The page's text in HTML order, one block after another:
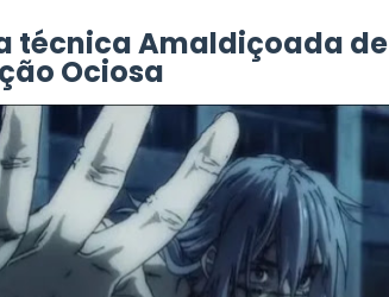
técnica Amaldiçoada de
Ociosa